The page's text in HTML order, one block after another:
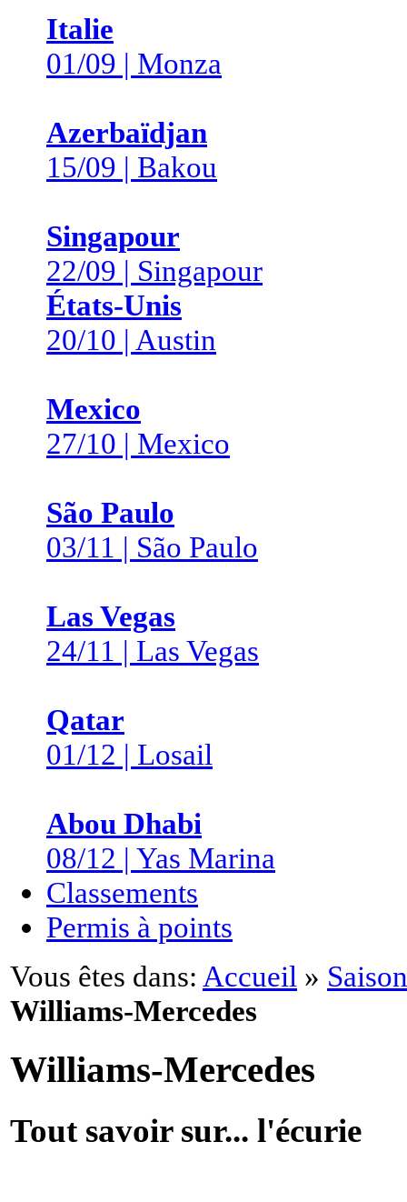
Italie
01/09 | Monza
Azerbaïdjan
15/09 | Bakou
Singapour
22/09 | Singapour
États-Unis
20/10 | Austin
Mexico
27/10 | Mexico
São Paulo
03/11 | São Paulo
Las Vegas
24/11 | Las Vegas
Qatar
01/12 | Losail
Abou Dhabi
08/12 | Yas Marina
Classements
Permis à points
Vous êtes dans: Accueil »
Williams-Mercedes
Williams-Mercedes
Tout savoir sur... l'écurie